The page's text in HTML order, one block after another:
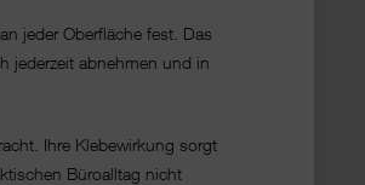
jeder Oberfläche fest. Das
jederzeit abnehmen und in
Ihre Klebewirkung sorgt
Büroalltag nicht